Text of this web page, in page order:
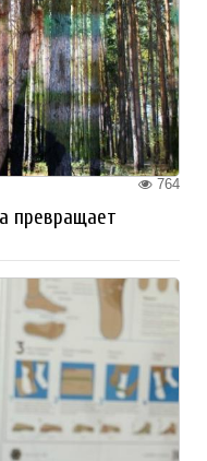
764
превращает